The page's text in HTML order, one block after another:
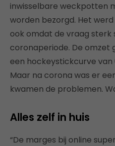
inwisselbare weckpotten
worden bezorgd. Het
ook omdat de vraag sterk
coronaperiode. De omzet
een hockeystickcurve van
Maar na corona was er
kwamen de problemen.
Alles zelf in huis
“De marges bij online